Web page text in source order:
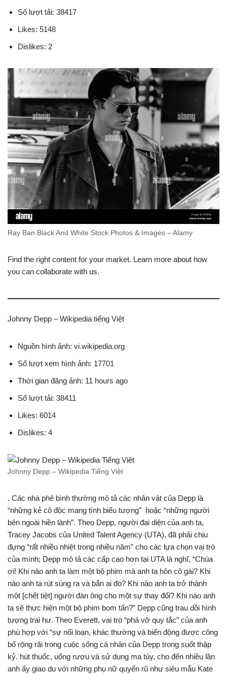
Số lượt tải: 38417
Likes: 5148
Dislikes: 2
Ray Ban Black And White Stock Photos & Images – Alamy
Find the right content for your market. Learn more about how
you can collaborate with us.
Johnny Depp – Wikipedia tiếng Việt
Nguồn hình ảnh: vi.wikipedia.org
Số lượt xem hình ảnh: 17701
Thời gian đăng ảnh: 11 hours ago
Số lượt tải: 38411
Likes: 6014
Dislikes: 4
Johnny Depp – Wikipedia Tiếng Việt
. Các nhà phê bình thường mô tả các nhân vật của Depp là
“những kẻ cô độc mang tính biểu tượng” hoặc “những người
bên ngoài hiền lành”. Theo Depp, người đại diện của anh ta,
Tracey Jacobs của United Talent Agency (UTA), đã phải chịu
đựng “rất nhiều nhiệt trong nhiều năm” cho các lựa chọn vai trò
của mình; Depp mô tả các cấp cao hơn tại UTA là nghĩ, “Chúa
ơi! Khi nào anh ta làm một bộ phim mà anh ta hôn cô gái? Khi
nào anh ta rút súng ra và bắn ai đó? Khi nào anh ta trở thành
một [chết tiệt] người đàn ông cho một sự thay đổi? Khi nào anh
ta sẽ thực hiện một bộ phim bom tấn?” Depp cũng trau dồi hình
tượng trai hư. Theo Everett, vai trò “phá vỡ quy tắc” của anh
phù hợp với “sự nổi loạn, khác thường và biến động được công
bố rộng rãi trong cuộc sống cá nhân của Depp trong suốt thập
kỷ. hút thuốc, uống rượu và sử dụng ma túy, cho đến nhiều lần
anh ấy giao du với những phụ nữ quyến rũ như siêu mẫu Kate